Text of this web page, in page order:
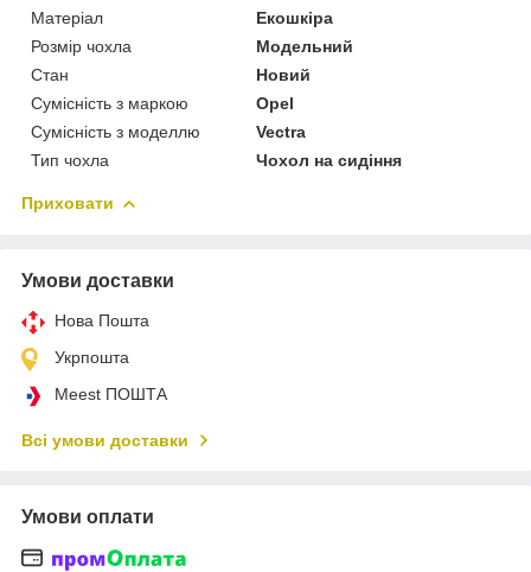
Матеріал
Екошкіра
Розмір чохла
Модельний
Стан
Новий
Сумісність з маркою
Opel
Сумісність з моделлю
Vectra
Тип чохла
Чохол на сидіння
Приховати
Умови доставки
Нова Пошта
Укрпошта
Meest ПОШТА
Всі умови доставки
Умови оплати